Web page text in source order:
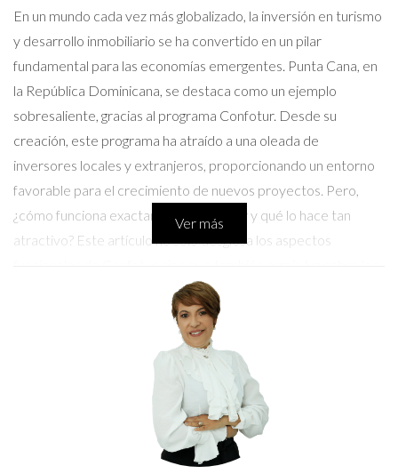
En un mundo cada vez más globalizado, la inversión en turismo
y desarrollo inmobiliario se ha convertido en un pilar
fundamental para las economías emergentes. Punta Cana, en
la República Dominicana, se destaca como un ejemplo
sobresaliente, gracias al programa Confotur. Desde su
creación, este programa ha atraído a una oleada de
inversores locales y extranjeros, proporcionando un entorno
favorable para el crecimiento de nuevos proyectos. Pero,
¿cómo funciona exactamente Confotur y qué lo hace tan
atractivo? Este artículo no solo desglosa los aspectos
beneficios fiscales y el impacto tangible en la economía local.
¿Qué es Confotur?
El programa Confotur, que significa "Consejo del Fomento del
Turismo", fue establecido en 2001 por el gobierno dominicano
con el objetivo de impulsar el desarrollo turístico en el país.
Este programa otorga beneficios fiscales a desarrolladores
que invierten en proyectos turísticos, particularmente en
Ver más